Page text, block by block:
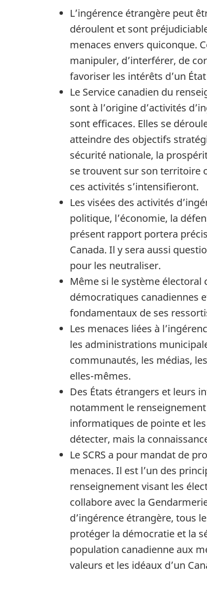
L’ingérence étrangère peut
déroulent et sont
menaces envers quiconque.
manipuler, d’interférer, de
favoriser les intérêts d’un
Le Service canadien du
sont à l’origine d’activités
sont efficaces. Elles se
atteindre des objectifs
sécurité nationale, la
se trouvent sur son territoire
ces activités s’intensifieront.
Les visées des activités
politique, l’économie, la
présent rapport portera
Canada. Il y sera aussi
pour les neutraliser.
Même si le système
démocratiques canadiennes
fondamentaux de ses
Les menaces liées à
les administrations
communautés, les médias,
elles-mêmes.
Des États étrangers et leurs
notamment le
informatiques de pointe et
détecter, mais la
Le SCRS a pour mandat de
menaces. Il est l’un des
renseignement visant les
collabore avec la
d’ingérence étrangère, tous
protéger la démocratie et la
population canadienne aux
valeurs et les idéaux d’un